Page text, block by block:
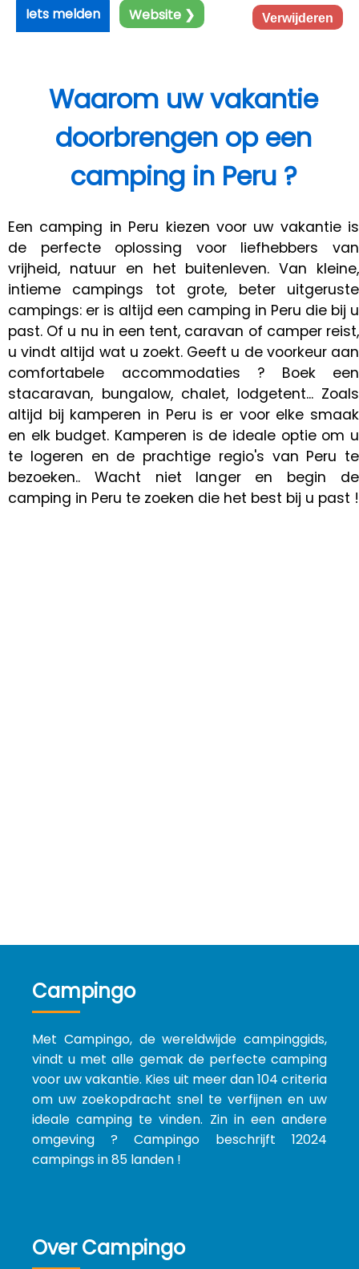
Iets melden Website ❯ Verwijderen
Waarom uw vakantie
doorbrengen op een
camping in Peru ?
Een camping in Peru kiezen voor uw vakantie is
de perfecte oplossing voor liefhebbers van
vrijheid, natuur en het buitenleven. Van kleine,
intieme campings tot grote, beter uitgeruste
campings: er is altijd een camping in Peru die bij u
past. Of u nu in een tent, caravan of camper reist,
u vindt altijd wat u zoekt. Geeft u de voorkeur aan
comfortabele accommodaties ? Boek een
stacaravan, bungalow, chalet, lodgetent... Zoals
altijd bij kamperen in Peru is er voor elke smaak
en elk budget. Kamperen is de ideale optie om u
te logeren en de prachtige regio's van Peru te
bezoeken.. Wacht niet langer en begin de
camping in Peru te zoeken die het best bij u past !
Campingo
Met Campingo, de wereldwijde campinggids,
vindt u met alle gemak de perfecte camping
voor uw vakantie. Kies uit meer dan 104 criteria
om uw zoekopdracht snel te verfijnen en uw
ideale camping te vinden. Zin in een andere
omgeving ? Campingo beschrijft 12024
campings in 85 landen !
Over Campingo